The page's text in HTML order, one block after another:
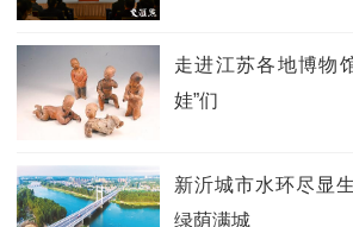
走进江苏各地博物
娃”们
新沂城市水环尽显
绿荫满城